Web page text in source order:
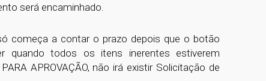
será encaminhado.
começa a contar o prazo depois que o botão
todos os itens inerentes estiverem
APROVAÇÃO, não irá existir Solicitação de